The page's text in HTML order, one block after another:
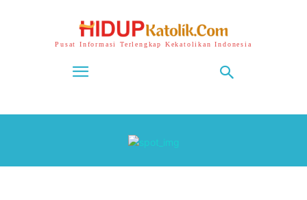
Pusat Informasi Terlengkap Kekatolikan Indonesia